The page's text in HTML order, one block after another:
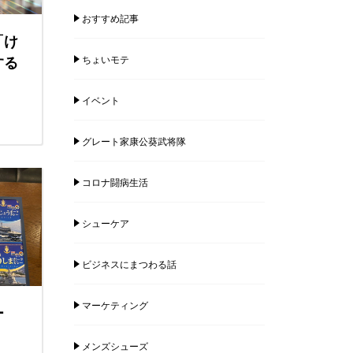
け
おすすめ記事
ちょいモテ
イベント
グレート家康公葵武将隊
コロナ闘病生活
シューケア
ビジネスにまつわる話
マーケティング
メンズシューズ